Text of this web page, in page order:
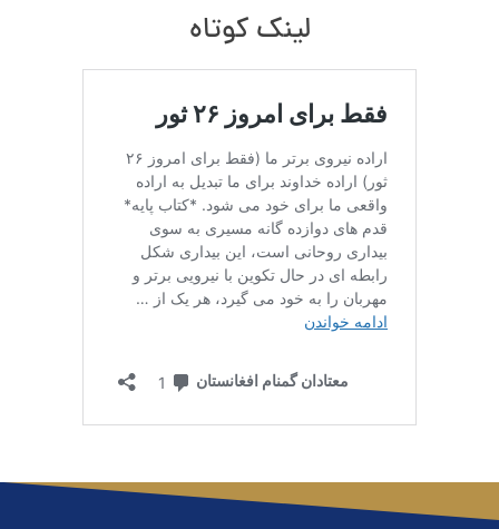
لینک کوتاه